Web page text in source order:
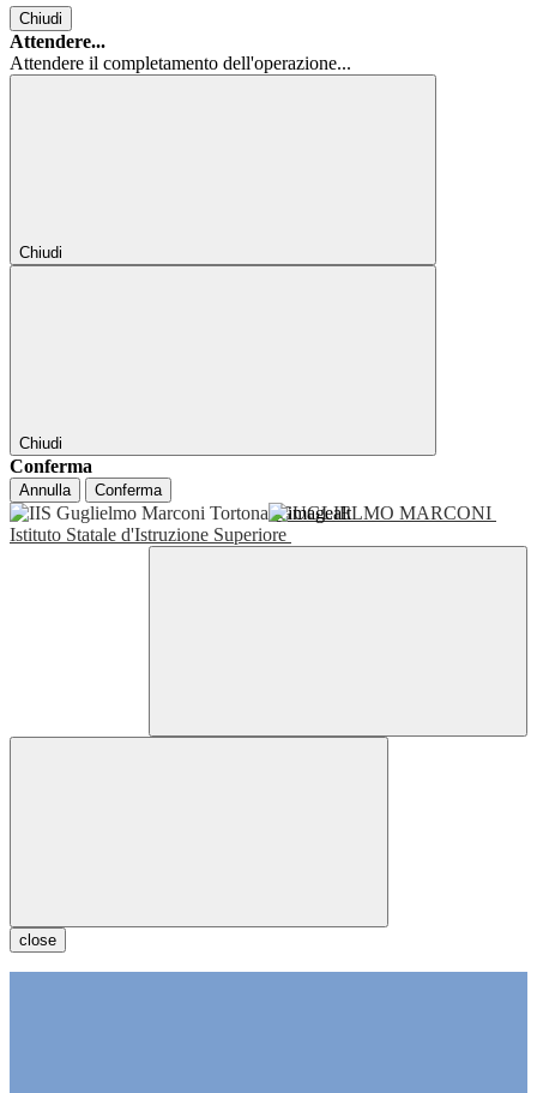
Chiudi
Attendere...
Attendere il completamento dell'operazione...
Chiudi
Chiudi
Conferma
Annulla Conferma
GUGLIELMO MARCONI
Istituto Statale d'Istruzione Superiore
close